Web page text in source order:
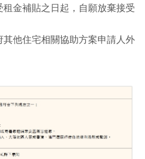
金補貼之日起，自願放棄接受
其他住宅相關協助方案申請人外